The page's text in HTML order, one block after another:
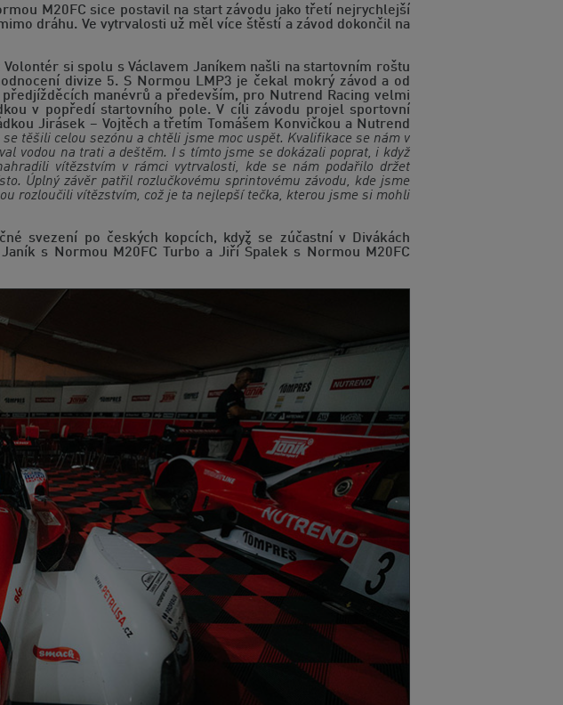
M20FC sice postavil na start závodu jako třetí nejrychlejší
dráhu. Ve vytrvalosti už měl více štěstí a závod dokončil na
si spolu s Václavem Janíkem našli na startovním roštu
divize 5. S Normou LMP3 je čekal mokrý závod a od
manévrů a především, pro Nutrend Racing velmi
v popředí startovního pole. V cíli závodu projel sportovní
Jirásek – Vojtěch a třetím Tomášem Konvičkou a Nutrend
těšili celou sezónu a chtěli jsme moc uspět. Kvalifikace se nám v
vodou na trati a deštěm. I s tímto jsme se dokázali poprat, i když
vítězstvím v rámci vytrvalosti, kde se nám podařilo držet
Úplný závěr patřil rozlučkovému sprintovému závodu, kde jsme
rozloučili vítězstvím, což je ta nejlepší tečka, kterou jsme si mohli
svezení po českých kopcích, když se zúčastní v Divákách
s Normou M20FC Turbo a Jiří Špalek s Normou M20FC